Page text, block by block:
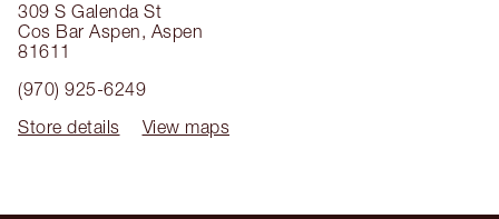
309 S Galenda St
Cos Bar Aspen, Aspen
81611
(970) 925-6249
Store details
View maps